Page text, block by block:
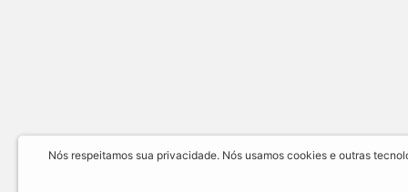
Nós respeitamos sua privacidade. Nós usamos cookies e outras